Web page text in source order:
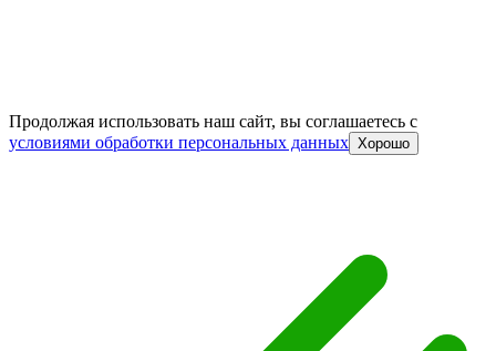
Продолжая использовать наш сайт, вы соглашаетесь c
условиями обработки персональных данных Хорошо